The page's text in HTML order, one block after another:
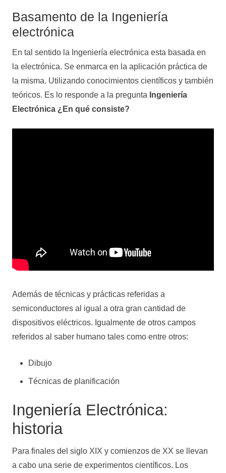
Basamento de la Ingeniería
electrónica
En tal sentido la Ingeniería electrónica esta basada en
la electrónica. Se enmarca en la aplicación práctica de
la misma. Utilizando conocimientos científicos y también
teóricos. Es lo responde a la pregunta Ingeniería
Electrónica ¿En qué consiste?
Además de técnicas y prácticas referidas a
semiconductores al igual a otra gran cantidad de
dispositivos eléctricos. Igualmente de otros campos
referidos al saber humano tales como entre otros:
Dibujo
Técnicas de planificación
Ingeniería Electrónica:
historia
Para finales del siglo XIX y comienzos de XX se llevan
a cabo una serie de experimentos científicos. Los